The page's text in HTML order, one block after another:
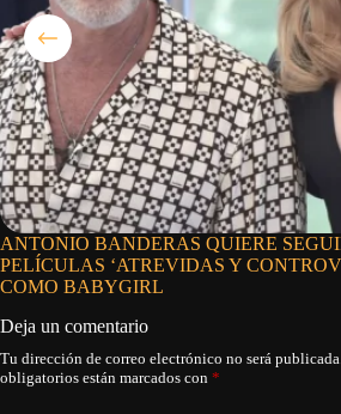
ANTONIO BANDERAS QUIERE
PELÍCULAS ‘ATREVIDAS Y
COMO BABYGIRL
Deja un comentario
Tu dirección de correo electrónico no será publicada.
obligatorios están marcados con *